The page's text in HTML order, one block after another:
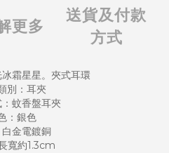
更多
送貨及付款
方式
霜星星。夾式耳環
別：耳夾
蚊香盤耳夾
：銀色
金電鍍銅
寬約1.3cm